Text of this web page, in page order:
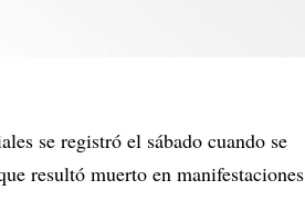
se registró el sábado cuando se
resultó muerto en manifestaciones